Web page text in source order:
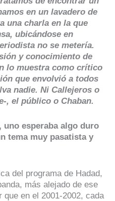
en un lavadero de
una charla en la que
ubicándose en
no se metería.
y conocimiento de
lo muestra como crítico
que envolvió a todos
nadie. Ni Callejeros o
, el público o Chaban.
uno esperaba algo duro
tema muy pasatista y
del programa de Hadad,
más alejado de ese
en el 2001-2002, cada